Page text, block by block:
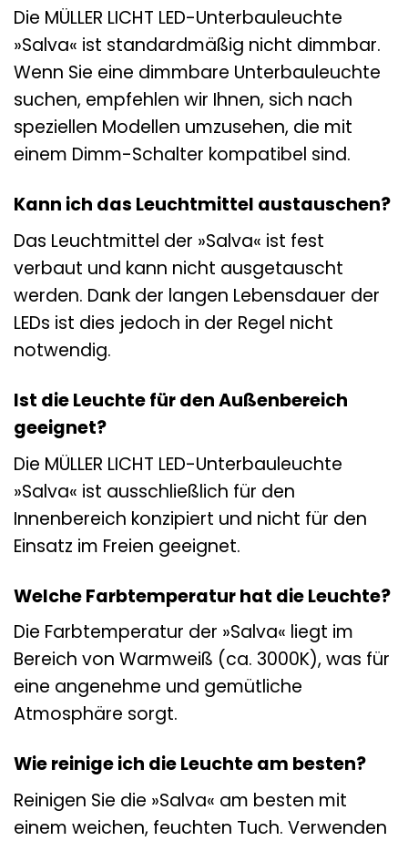
Die MÜLLER LICHT LED-Unterbauleuchte
»Salva« ist standardmäßig nicht dimmbar.
Wenn Sie eine dimmbare Unterbauleuchte
suchen, empfehlen wir Ihnen, sich nach
speziellen Modellen umzusehen, die mit
einem Dimm-Schalter kompatibel sind.
Kann ich das Leuchtmittel austauschen?
Das Leuchtmittel der »Salva« ist fest
verbaut und kann nicht ausgetauscht
werden. Dank der langen Lebensdauer der
LEDs ist dies jedoch in der Regel nicht
notwendig.
Ist die Leuchte für den Außenbereich
geeignet?
Die MÜLLER LICHT LED-Unterbauleuchte
»Salva« ist ausschließlich für den
Innenbereich konzipiert und nicht für den
Einsatz im Freien geeignet.
Welche Farbtemperatur hat die Leuchte?
Die Farbtemperatur der »Salva« liegt im
Bereich von Warmweiß (ca. 3000K), was für
eine angenehme und gemütliche
Atmosphäre sorgt.
Wie reinige ich die Leuchte am besten?
Reinigen Sie die »Salva« am besten mit
einem weichen, feuchten Tuch. Verwenden